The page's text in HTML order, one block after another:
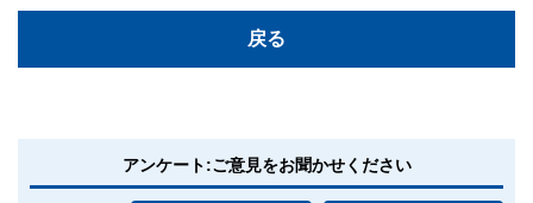
戻る
アンケート:ご意見をお聞かせください